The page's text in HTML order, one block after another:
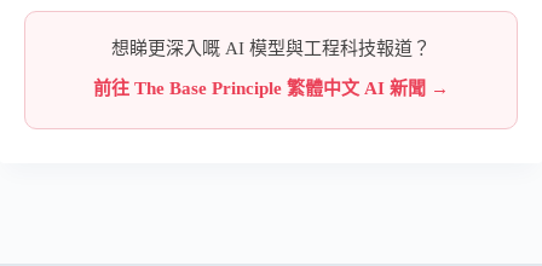
想睇更深入嘅 AI 模型與工程科技報道？
前往 The Base Principle 繁體中文 AI 新聞 →